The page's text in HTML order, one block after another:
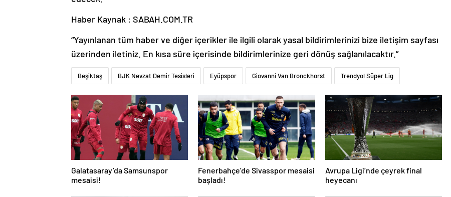
Haber Kaynak : SABAH.COM.TR
“Yayınlanan tüm haber ve diğer içerikler ile ilgili olarak yasal bildirimlerinizi bize iletişim sayfası
üzerinden iletiniz. En kısa süre içerisinde bildirimlerinize geri dönüş sağlanılacaktır.”
Beşiktaş BJK Nevzat Demir Tesisleri Eyüpspor Giovanni Van Bronckhorst Trendyol Süper Lig
Galatasaray’da Samsunspor
mesaisi!
Fenerbahçe’de Sivasspor mesaisi
başladı!
Avrupa Ligi’nde çeyrek final
heyecanı